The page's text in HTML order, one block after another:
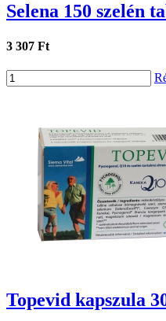
Selena 150 szelén
3 307 Ft
Topevid kapszula